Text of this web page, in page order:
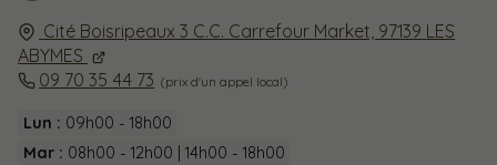
Cité Boisripeaux 3 C.C. Carrefour Market, 97139 LES
ABYMES
09 70 35 44 73
Lun : 09h00 - 18h00
Mar : 08h00 - 12h00 | 14h00 - 18h00